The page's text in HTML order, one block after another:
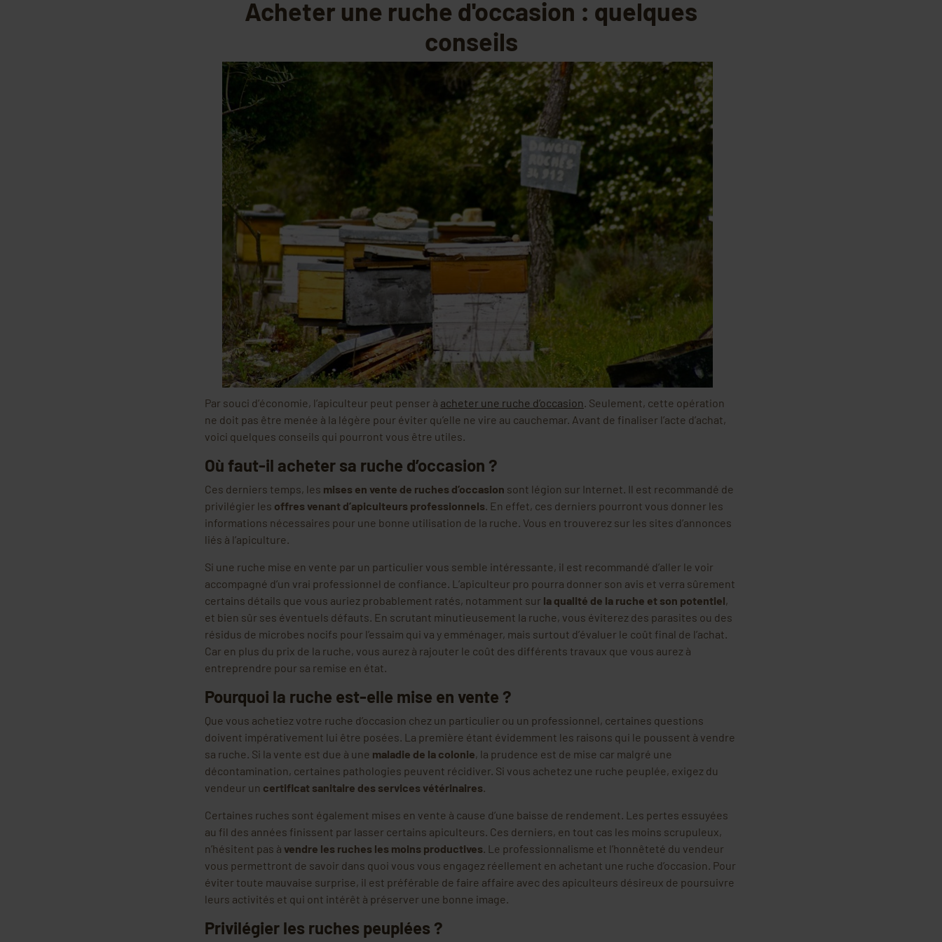
Acheter une ruche d'occasion : quelques
conseils
Par souci d’économie, l’apiculteur peut penser à acheter une ruche d’occasion. Seulement, cette opération
ne doit pas être menée à la légère pour éviter qu’elle ne vire au cauchemar. Avant de finaliser l’acte d’achat,
voici quelques conseils qui pourront vous être utiles.
Où faut-il acheter sa ruche d’occasion ?
Ces derniers temps, les mises en vente de ruches d’occasion sont légion sur Internet. Il est recommandé de
privilégier les offres venant d’apiculteurs professionnels. En effet, ces derniers pourront vous donner les
informations nécessaires pour une bonne utilisation de la ruche. Vous en trouverez sur les sites d’annonces
liés à l’apiculture.
Si une ruche mise en vente par un particulier vous semble intéressante, il est recommandé d’aller le voir
accompagné d’un vrai professionnel de confiance. L’apiculteur pro pourra donner son avis et verra sûrement
certains détails que vous auriez probablement ratés, notamment sur la qualité de la ruche et son potentiel,
et bien sûr ses éventuels défauts. En scrutant minutieusement la ruche, vous éviterez des parasites ou des
résidus de microbes nocifs pour l’essaim qui va y emménager, mais surtout d’évaluer le coût final de l’achat.
Car en plus du prix de la ruche, vous aurez à rajouter le coût des différents travaux que vous aurez à
entreprendre pour sa remise en état.
Pourquoi la ruche est-elle mise en vente ?
Que vous achetiez votre ruche d’occasion chez un particulier ou un professionnel, certaines questions
doivent impérativement lui être posées. La première étant évidemment les raisons qui le poussent à vendre
sa ruche. Si la vente est due à une maladie de la colonie, la prudence est de mise car malgré une
décontamination, certaines pathologies peuvent récidiver. Si vous achetez une ruche peuplée, exigez du
vendeur un certificat sanitaire des services vétérinaires.
Certaines ruches sont également mises en vente à cause d’une baisse de rendement. Les pertes essuyées
au fil des années finissent par lasser certains apiculteurs. Ces derniers, en tout cas les moins scrupuleux,
n’hésitent pas à vendre les ruches les moins productives. Le professionnalisme et l’honnêteté du vendeur
vous permettront de savoir dans quoi vous vous engagez réellement en achetant une ruche d’occasion. Pour
éviter toute mauvaise surprise, il est préférable de faire affaire avec des apiculteurs désireux de poursuivre
leurs activités et qui ont intérêt à préserver une bonne image.
Privilégier les ruches peuplées ?